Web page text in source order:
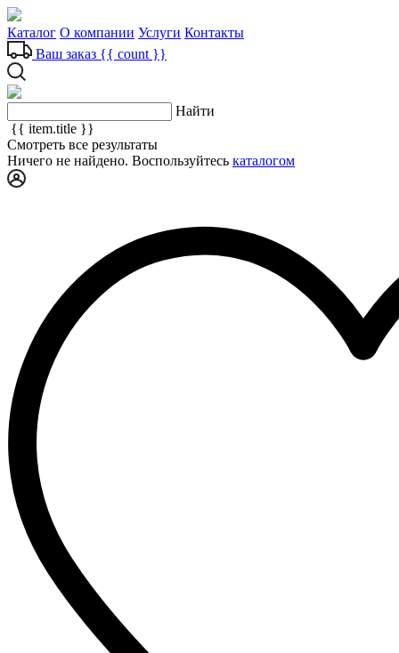
Каталог О компании Услуги Контакты
Ваш заказ {{ count }}
Найти
{{ item.title }}
Смотреть все результаты
Ничего не найдено. Воспользуйтесь каталогом